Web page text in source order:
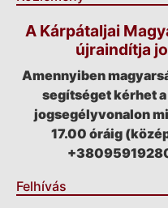
A Kárpátaljai
újraindítja
Amennyiben
segítséget kérhet
jogsegélyvonalon
17.00 óráig
Felhívás